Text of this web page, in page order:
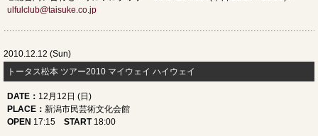
ulfulclub@taisuke.co.jp
2010.12.12 (Sun)
トータス松本 ツアー2010 マイウェイ ハイウェイ
DATE ： 12月12日 (日)
PLACE ： 新潟市民芸術文化会館
OPEN 17:15 START18:00